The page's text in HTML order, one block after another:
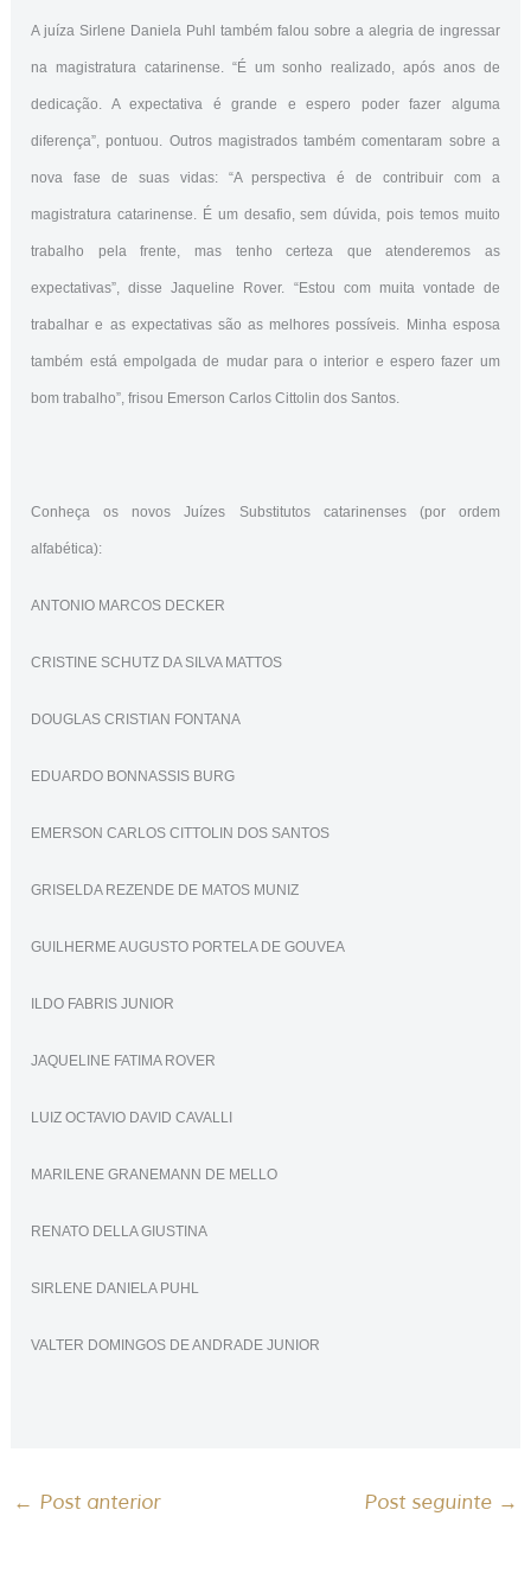
A juíza Sirlene Daniela Puhl também falou sobre a alegria de ingressar
na magistratura catarinense. “É um sonho realizado, após anos de
dedicação. A expectativa é grande e espero poder fazer alguma
diferença”, pontuou. Outros magistrados também comentaram sobre a
nova fase de suas vidas: “A perspectiva é de contribuir com a
magistratura catarinense. É um desafio, sem dúvida, pois temos muito
trabalho pela frente, mas tenho certeza que atenderemos as
expectativas”, disse Jaqueline Rover. “Estou com muita vontade de
trabalhar e as expectativas são as melhores possíveis. Minha esposa
também está empolgada de mudar para o interior e espero fazer um
bom trabalho”, frisou Emerson Carlos Cittolin dos Santos.
Conheça os novos Juízes Substitutos catarinenses (por ordem
alfabética):
ANTONIO MARCOS DECKER
CRISTINE SCHUTZ DA SILVA MATTOS
DOUGLAS CRISTIAN FONTANA
EDUARDO BONNASSIS BURG
EMERSON CARLOS CITTOLIN DOS SANTOS
GRISELDA REZENDE DE MATOS MUNIZ
GUILHERME AUGUSTO PORTELA DE GOUVEA
ILDO FABRIS JUNIOR
JAQUELINE FATIMA ROVER
LUIZ OCTAVIO DAVID CAVALLI
MARILENE GRANEMANN DE MELLO
RENATO DELLA GIUSTINA
SIRLENE DANIELA PUHL
VALTER DOMINGOS DE ANDRADE JUNIOR
← Post anterior Post seguinte →